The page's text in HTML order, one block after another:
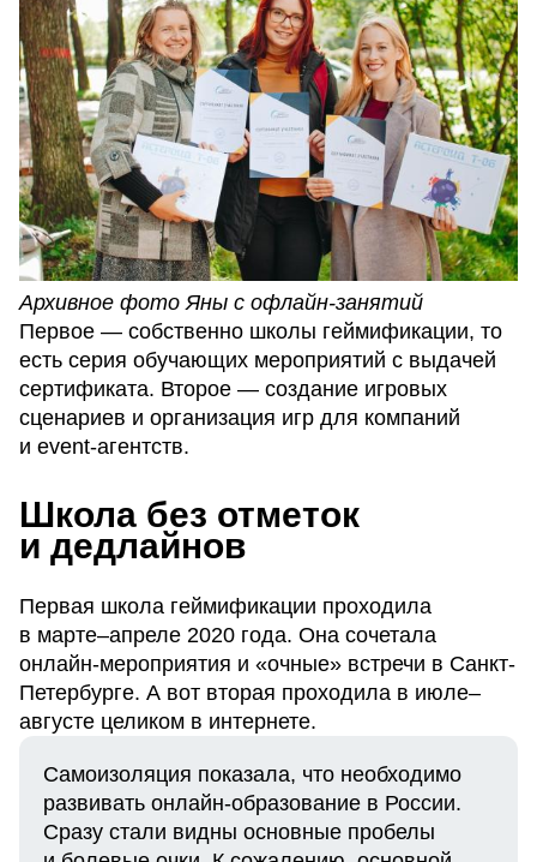
Архивное фото Яны с офлайн-занятий
Первое — собственно школы геймификации, то
есть серия обучающих мероприятий с выдачей
сертификата. Второе — создание игровых
сценариев и организация игр для компаний
и event-агентств.
Школа без отметок
и дедлайнов
Первая школа геймификации проходила
в марте–апреле 2020 года. Она сочетала
онлайн-мероприятия и «очные» встречи в Санкт-
Петербурге. А вот вторая проходила в июле–
августе целиком в интернете.
Самоизоляция показала, что необходимо
развивать онлайн-образование в России.
Сразу стали видны основные пробелы